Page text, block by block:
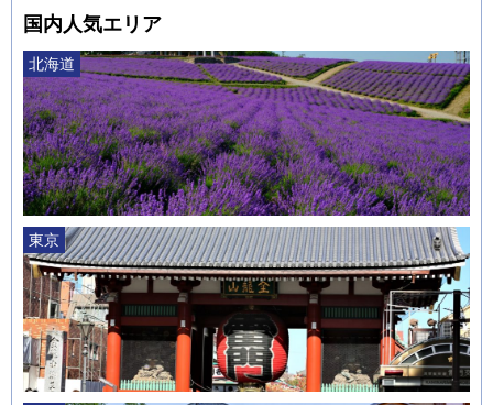
国内人気エリア
北海道
東京